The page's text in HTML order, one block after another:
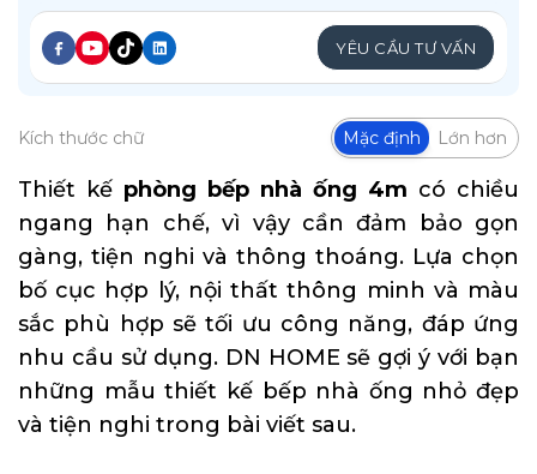
YÊU CẦU TƯ VẤN
Kích thước chữ Mặc định Lớn hơn
Thiết kế phòng bếp nhà ống 4m có chiều
ngang hạn chế, vì vậy cần đảm bảo gọn
gàng, tiện nghi và thông thoáng. Lựa chọn
bố cục hợp lý, nội thất thông minh và màu
sắc phù hợp sẽ tối ưu công năng, đáp ứng
nhu cầu sử dụng. DN HOME sẽ gợi ý với bạn
những mẫu thiết kế bếp nhà ống nhỏ đẹp
và tiện nghi trong bài viết sau.